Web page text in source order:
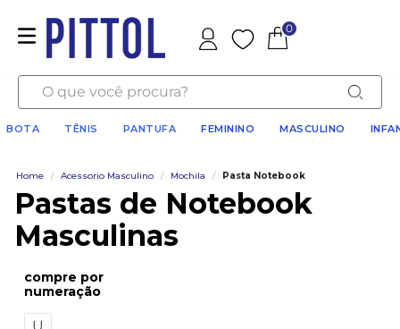
Favoritos
0
O que você procura?
BOTA TÊNIS PANTUFA FEMININO MASCULINO
Home / Acessorio Masculino / Mochila / Pasta Notebook
Pastas de Notebook
Masculinas
numeração